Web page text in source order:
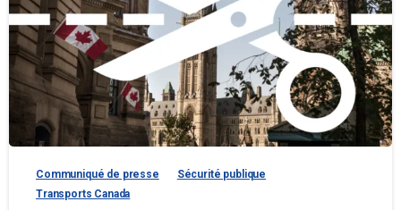
Communiqué de presse
Sécurité publique
Transports Canada